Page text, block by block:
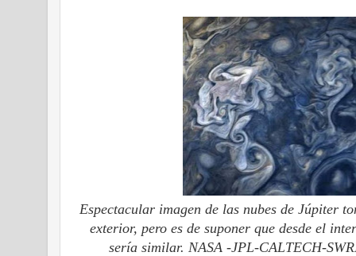
Espectacular imagen de las nubes de Júpiter
exterior, pero es de suponer que desde el
sería similar. NASA -JPL-CALTECH-